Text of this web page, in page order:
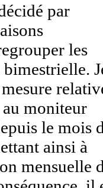
par
les
bimestrielle.
moniteur
le mois
ainsi à
mensuelle